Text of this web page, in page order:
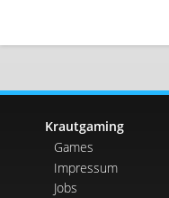
Krautgaming
Games
Impressum
Jobs